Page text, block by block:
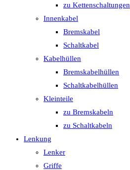
zu Kettenschaltungen
Innenkabel
Bremskabel
Schaltkabel
Kabelhüllen
Bremskabelhüllen
Schaltkabelhüllen
Kleinteile
zu Bremskabeln
zu Schaltkabeln
Lenkung
Lenker
Griffe